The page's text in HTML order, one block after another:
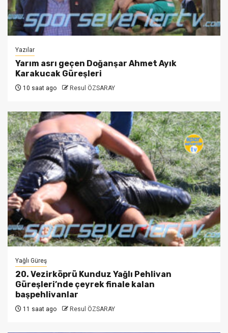
Yazılar
Yarım asrı geçen Doğanşar Ahmet Ayık
Karakucak Güreşleri
10 saat ago Resul ÖZSARAY
Yağlı Güreş
20. Vezirköprü Kunduz Yağlı Pehlivan
Güreşleri’nde çeyrek finale kalan
başpehlivanlar
11 saat ago Resul ÖZSARAY